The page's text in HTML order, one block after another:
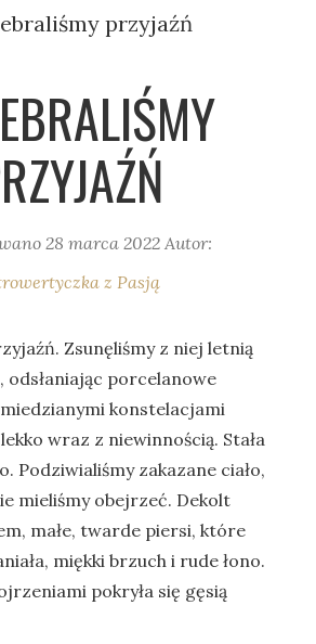
28 marca 2022 Autor:
z Pasją
Zsunęliśmy z niej letnią
odsłaniając porcelanowe
konstelacjami
wraz z niewinnością. Stała
Podziwialiśmy zakazane ciało,
mieliśmy obejrzeć. Dekolt
małe, twarde piersi, które
miękki brzuch i rude łono.
pokryła się gęsią